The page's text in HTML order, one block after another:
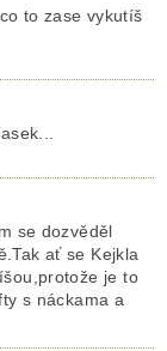
to zase vykutíš
se dozvěděl
ať se Kejkla
je to
s náckama a